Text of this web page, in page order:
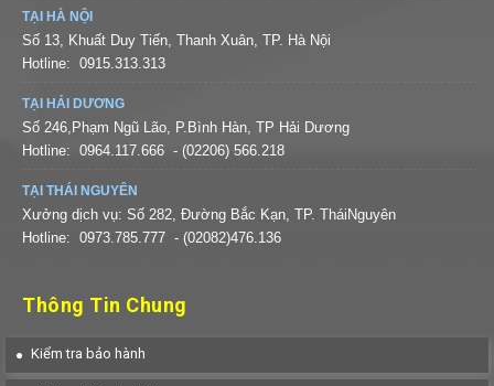
TẠI HÀ NỘI
Số 13, Khuất Duy Tiến, Thanh Xuân, TP. Hà Nội
Hotline: 0915.313.313
TẠI HẢI DƯƠNG
Số 246,Phạm Ngũ Lão, P.Bình Hàn, TP Hải Dương
Hotline: 0964.117.666 - (02206) 566.218
TẠI THÁI NGUYÊN
Xưởng dịch vụ: Số 282, Đường Bắc Kạn, TP. TháiNguyên
Hotline: 0973.785.777 - (02082)476.136
Thông Tin Chung
Kiểm tra bảo hành